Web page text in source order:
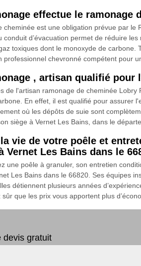
effectue le ramonage
cheminée est une obligation prévue par le
conduit d’évacuation permet de réduire
toxiques dont le monoxyde de carbone.
professionnel chevronné compétent pour
, artisan qualifié pour
de l'artisan ramonage de cheminée
En effet, il est qualifié pour assurer
où les dépôts de suie sont
siège à Vernet Les Bains, dans le
vie de votre poêle et
Vernet Les Bains dans le
une poêle à granuler, son entretien
Les Bains dans le 66820. Ses équipes
détiennent plusieurs années
que les prix vous apportent plus
devis gratuit